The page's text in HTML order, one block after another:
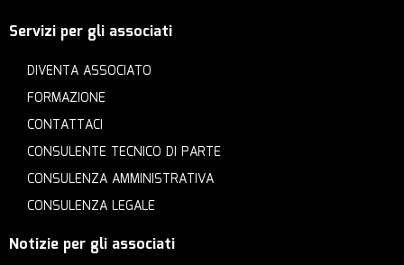
Servizi per gli associati
DIVENTA ASSOCIATO
FORMAZIONE
CONTATTACI
CONSULENTE TECNICO DI PARTE
CONSULENZA AMMINISTRATIVA
CONSULENZA LEGALE
Notizie per gli associati